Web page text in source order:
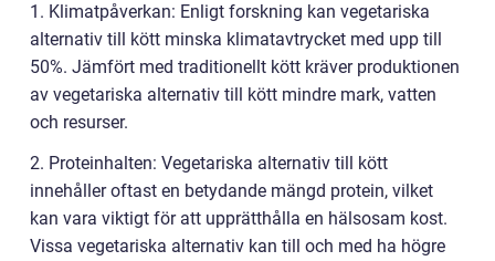
1. Klimatpåverkan: Enligt forskning kan vegetariska
alternativ till kött minska klimatavtrycket med upp till
50%. Jämfört med traditionellt kött kräver produktionen
av vegetariska alternativ till kött mindre mark, vatten
och resurser.
2. Proteinhalten: Vegetariska alternativ till kött
innehåller oftast en betydande mängd protein, vilket
kan vara viktigt för att upprätthålla en hälsosam kost.
Vissa vegetariska alternativ kan till och med ha högre